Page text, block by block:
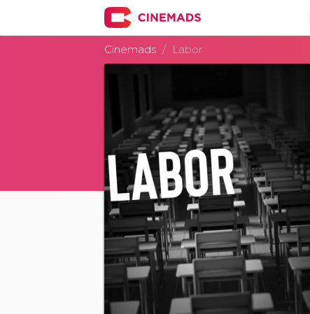
Cinemads Labor